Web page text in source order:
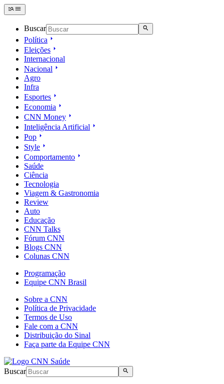
Buscar
Política
Eleições
Internacional
Nacional
Agro
Infra
Esportes
Economia
CNN Money
Inteligência Artificial
Pop
Style
Comportamento
Saúde
Ciência
Tecnologia
Viagem & Gastronomia
Review
Auto
Educação
CNN Talks
Fórum CNN
Blogs CNN
Colunas CNN
Programação
Equipe CNN Brasil
Sobre a CNN
Política de Privacidade
Termos de Uso
Fale com a CNN
Distribuição do Sinal
Faça parte da Equipe CNN
Buscar